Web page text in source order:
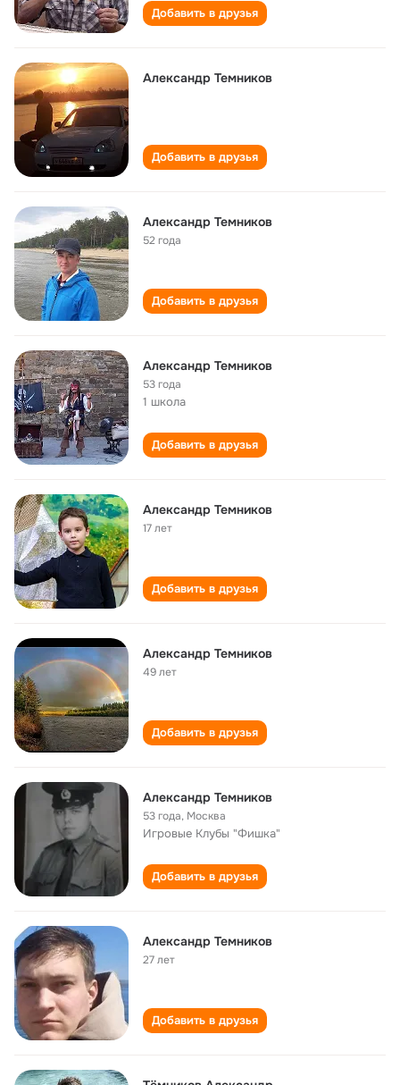
Добавить в друзья
Александр Темников
Добавить в друзья
Александр Темников
52 года
Добавить в друзья
Александр Темников
53 года
1 школа
Добавить в друзья
Александр Темников
17 лет
Добавить в друзья
Александр Темников
49 лет
Добавить в друзья
Александр Темников
53 года, Москва
Игровые Клубы "Фишка"
Добавить в друзья
Александр Темников
27 лет
Добавить в друзья